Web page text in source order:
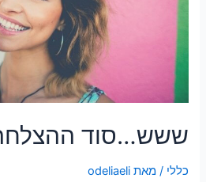
ששש…סוד
כללי / מאתodeliaeli